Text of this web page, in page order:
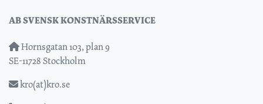
AB SVENSK KONSTNÄRSSERVICE
Hornsgatan 103, plan 9
SE-11728 Stockholm
kro(at)kro.se